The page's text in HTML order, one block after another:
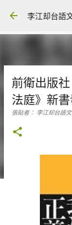
李江却台語
前衛出版
法庭》新
張貼者： 李江却台語